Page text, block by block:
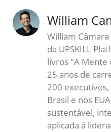
William
William
da UPSKILL
livros "A Mente
25 anos de
200
Brasil e nos
sustentável,
aplicada à